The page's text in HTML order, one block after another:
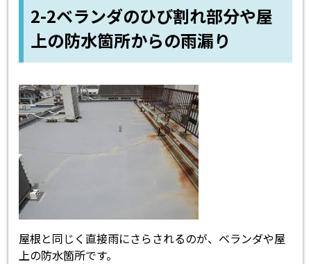
2-2ベランダのひび割れ部分や屋
上の防水箇所からの雨漏り
屋根と同じく直接雨にさらされるのが、ベランダや屋
上の防水箇所です。